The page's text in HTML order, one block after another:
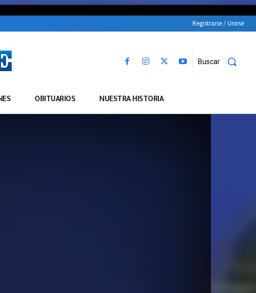
Registrarse / Unirse
Buscar
OBITUARIOS NUESTRA HISTORIA